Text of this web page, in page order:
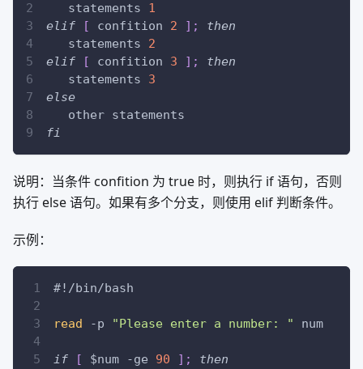
   statements
1
elif
[ confition 2 ] ;
then
   statements
2
elif
[ confition 3 ] ;
then
   statements
3
else
   other statements
fi
说明：当条件 confition 为 true 时，则执行 if 语句，否则
执行 else 语句。如果有多个分支，则使用 elif 判断条件。
示例：
#!/bin/bash
read -p "Please enter a number: " num
if [ $num -ge 90 ] ;
then